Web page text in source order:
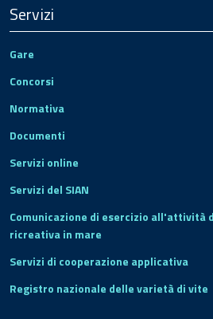
Servizi
Gare
Concorsi
Normativa
Documenti
Servizi online
Servizi del SIAN
Comunicazione di esercizio all'attività
ricreativa in mare
Servizi di cooperazione applicativa
Registro nazionale delle varietà di vite